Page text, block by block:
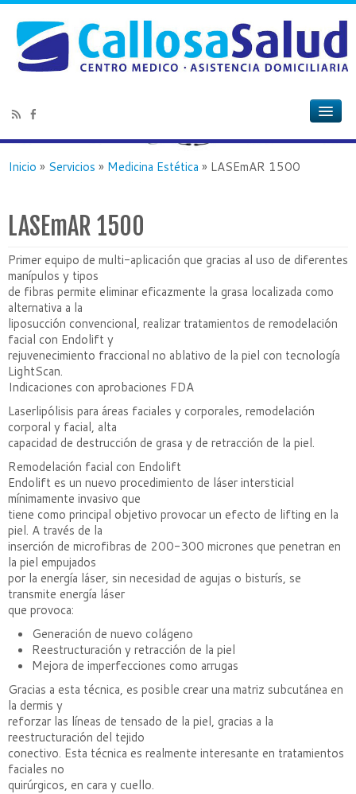
Inicio » Servicios » Medicina Estética » LASEmAR 1500
LASEmAR 1500
Primer equipo de multi-aplicación que gracias al uso de diferentes
manípulos y tipos
de fibras permite eliminar eficazmente la grasa localizada como
alternativa a la
liposucción convencional, realizar tratamientos de remodelación
facial con Endolift y
rejuvenecimiento fraccional no ablativo de la piel con tecnología
LightScan.
Indicaciones con aprobaciones FDA
Laserlipólisis para áreas faciales y corporales, remodelación
corporal y facial, alta
capacidad de destrucción de grasa y de retracción de la piel.
Remodelación facial con Endolift
Endolift es un nuevo procedimiento de láser intersticial
mínimamente invasivo que
tiene como principal objetivo provocar un efecto de lifting en la
piel. A través de la
inserción de microfibras de 200-300 micrones que penetran en
la piel empujados
por la energía láser, sin necesidad de agujas o bisturís, se
transmite energía láser
que provoca:
Generación de nuevo colágeno
Reestructuración y retracción de la piel
Mejora de imperfecciones como arrugas
Gracias a esta técnica, es posible crear una matriz subcutánea en
la dermis y
reforzar las líneas de tensado de la piel, gracias a la
reestructuración del tejido
conectivo. Esta técnica es realmente interesante en tratamientos
faciales no
quirúrgicos, en cara y cuello.